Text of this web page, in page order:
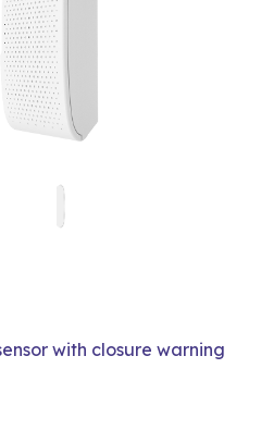
with closure warning